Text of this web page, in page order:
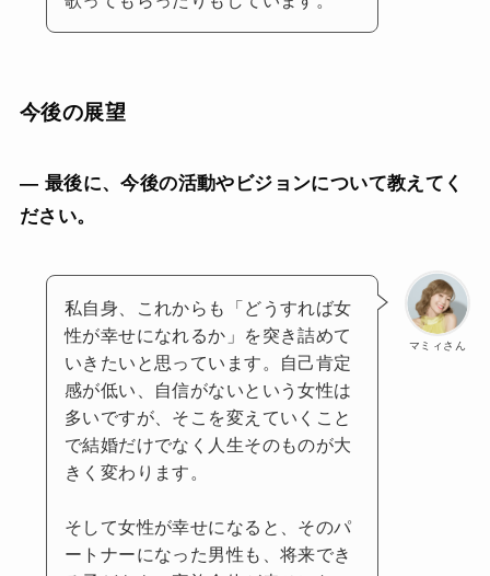
今後の展望
— 最後に、今後の活動やビジョンについて教えてく
ださい。
マミィさん
私自身、これからも「どうすれば女
性が幸せになれるか」を突き詰めて
いきたいと思っています。自己肯定
感が低い、自信がないという女性は
多いですが、そこを変えていくこと
で結婚だけでなく人生そのものが大
きく変わります。
そして女性が幸せになると、そのパ
ートナーになった男性も、将来でき